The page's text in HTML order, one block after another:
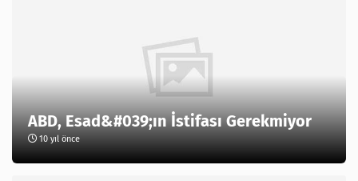
ABD, Esad&#039;ın İstifası Gerekmiyor
10 yıl önce